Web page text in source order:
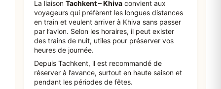
La liaison Tachkent – Khiva convient aux
voyageurs qui préfèrent les longues distances
en train et veulent arriver à Khiva sans passer
par l’avion. Selon les horaires, il peut exister
des trains de nuit, utiles pour préserver vos
heures de journée.
Depuis Tachkent, il est recommandé de
réserver à l’avance, surtout en haute saison et
pendant les périodes de fêtes.